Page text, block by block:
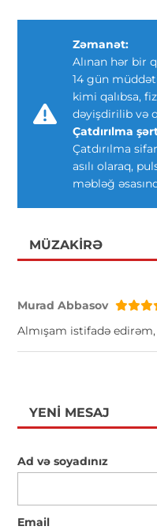
Zəmanət:
Alınan hər bir
14 gün
kimi qalıbsa,
dəyişdirilib və
Çatdırılma
Çatdırılma
asılı olaraq,
məbləğ
MÜZAKIRƏ
Murad Abbasov
Almışam istifadə
YENI MESAJ
Ad və soyadınız
Email